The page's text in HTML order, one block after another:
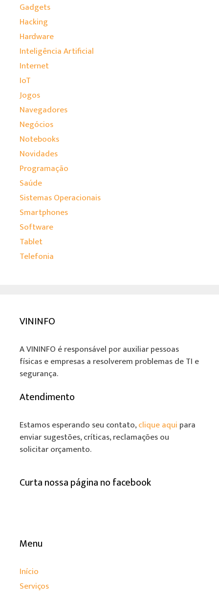
Gadgets
Hacking
Hardware
Inteligência Artificial
Internet
IoT
Jogos
Navegadores
Negócios
Notebooks
Novidades
Programação
Saúde
Sistemas Operacionais
Smartphones
Software
Tablet
Telefonia
VININFO
A VININFO é responsável por auxiliar pessoas
físicas e empresas a resolverem problemas de TI e
segurança.
Atendimento
Estamos esperando seu contato,clique aqui para
enviar sugestões, críticas, reclamações ou
solicitar orçamento.
Curta nossa página no facebook
Menu
Início
Serviços